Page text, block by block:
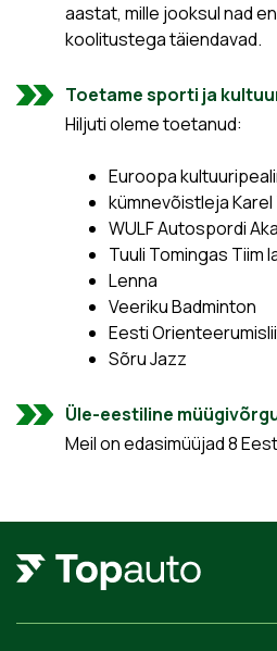
aastat, mille jooksul nad
koolitustega täiendavad.
Toetame sporti ja
Hiljuti oleme toetanud:
Euroopa
kümnevõistleja Karel
WULF Autospordi
Tuuli Tomingas Tiim
Lenna
Veeriku Badminton
Eesti
Sõru Jazz
Üle-eestiline
Meil on edasimüüjad 8